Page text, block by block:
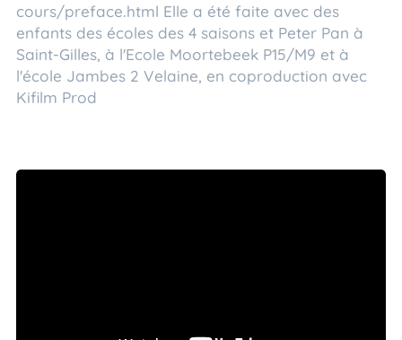
cours/preface.html Elle a été faite avec des
enfants des écoles des 4 saisons et Peter Pan à
Saint-Gilles, à l'Ecole Moortebeek P15/M9 et à
l'école Jambes 2 Velaine, en coproduction avec
Kifilm Prod